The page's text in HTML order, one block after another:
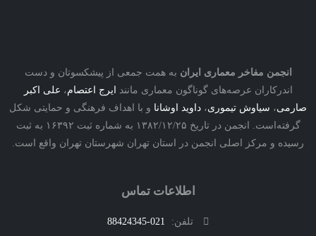
مفاخر معماری ایرانبه همت جمعی از پیشکسوتان و دست
عرصه‌های گوناگون معماری مانندایرج اعتصام،علی اکبر
،سیاوش تیموری،داوید اوشاناو با اهداف فرهنگی و حمایتی شکل
گرفته‌است. انجمن در تاریخ ۱۳۸۲/۱۲/۲۵ به شماره ثبت ۱۶۳۹۲ به ثبت
و مرکز اصلی انجمن در استان تهران شهرستان تهران واقع است.
اطلاعات تماس
تلفن:
021-88424345